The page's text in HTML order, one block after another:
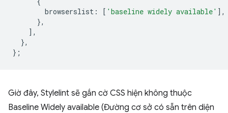
browserslist : [ 'baseline widely available' ],
},
],
},
};
Giờ đây, Stylelint sẽ gắn cờ CSS hiện không thuộc
Baseline Widely available (Đường cơ sở có sẵn trên diện